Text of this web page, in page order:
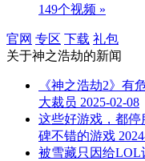
149个视频 »
官网 专区 下载 礼包
关于神之浩劫的新闻
《神之浩劫2》有
大裁员 2025-02-08
这些好游戏，都停
碑不错的游戏
被雪藏只因给LOL